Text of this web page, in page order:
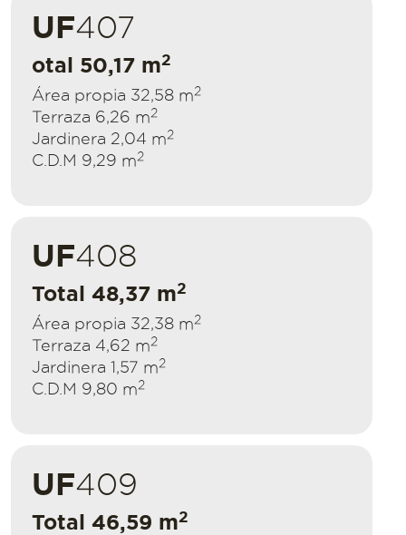
UF407
otal 50,17 m2
Área propia 32,58 m2
Terraza 6,26 m2
Jardinera 2,04 m2
C.D.M 9,29 m2
UF408
Total 48,37 m2
Área propia 32,38 m2
Terraza 4,62 m2
Jardinera 1,57 m2
C.D.M 9,80 m2
UF409
Total 46,59 m2